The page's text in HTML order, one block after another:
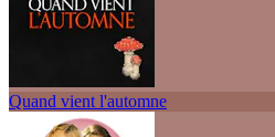
Quand vient l'automne